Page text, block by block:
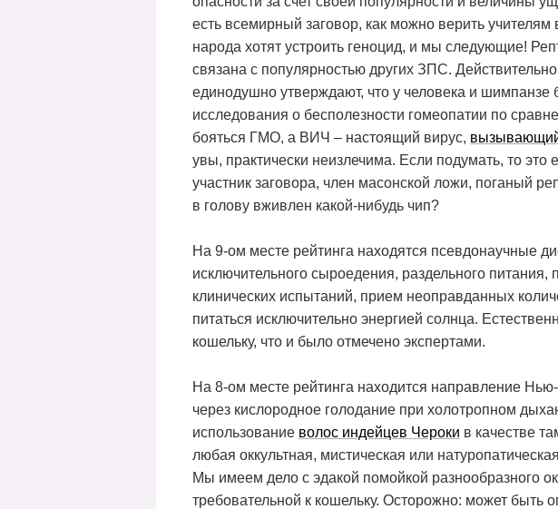
есть всемирный заговор, как можно верить
народа хотят устроить геноцид, и мы следующие!
связана с популярностью других ЗПС.
единодушно утверждают, что у человека и
исследования о бесполезности гомеопатии по
бояться ГМО, а ВИЧ – настоящий вирус,
увы, практически неизлечима. Если подумать, то это
участник заговора, член масонской ложи, поганый
в голову вживлен какой-нибудь чип?
На 9-ом месте рейтинга находятся псевдонаучные
исключительного сыроедения, раздельного
клинических испытаний, прием неоправданных
питаться исключительно энергией солнца.
кошельку, что и было отмечено экспертами.
На 8-ом месте рейтинга находится направление
через кислородное голодание при холотропном
использование волос индейцев Чероки в качестве
любая оккультная, мистическая или
Мы имеем дело с эдакой помойкой разнообразного
требовательной к кошельку. Осторожно: может быть